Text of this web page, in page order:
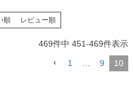
順 レビュー順
469件中 451-469件表示
1 9 10